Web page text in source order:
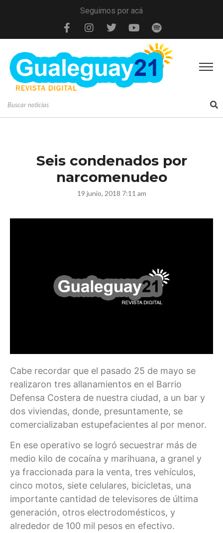
Seguimos por acá
Seis condenados por
narcomenudeo
19 junio, 2018 7:11 am
Cabe recordar que el pasado 25 de mayo se
realizaron tres allanamientos en el Barrio
Defensa Costera de nuestra ciudad, a un bar y
dos viviendas, donde, presuntamente, se
comercializaban estupefacientes al por menor.
En ese operativo se logró secuestrar más de
medio kilo de cocaína y marihuana, a granel y
ya fraccionada para la venta, tres vehículos,
cinco motos, siete celulares, bicicletas, una
importante cantidad de televisores de última
generación, otros electrodomésticos, y
alrededor de 100 mil pesos en efectivo.